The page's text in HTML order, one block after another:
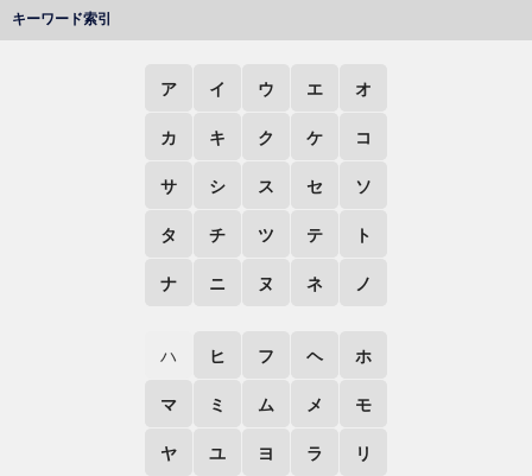
キーワード索引
ア イ ウ エ オ
カ キ ク ケ コ
サ シ ス セ ソ
タ チ ツ テ ト
ナ ニ ヌ ネ ノ
ハ ヒ フ ヘ ホ
マ ミ ム メ モ
ヤ ユ ヨ ラ リ